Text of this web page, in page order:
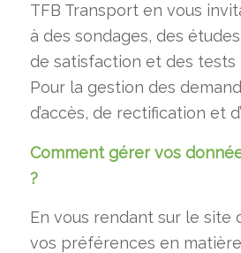
TFB Transport en vous
à des sondages, des
de satisfaction et des tests
Pour la gestion des
d’accès, de rectification et
Comment gérer vos
?
En vous rendant sur le site
vos préférences en